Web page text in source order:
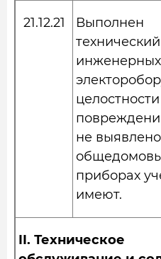
21.12.21
Выполнен
инженерных
не
приборах
имеют.
II. Техническое